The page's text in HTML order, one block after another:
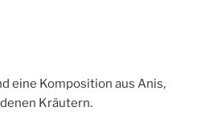
eine Komposition aus Anis,
Kräutern.